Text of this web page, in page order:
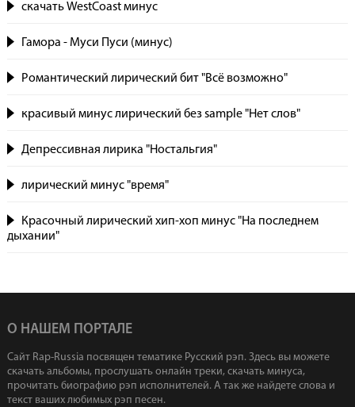
скачать WestCoast минус
Гамора - Муси Пуси (минус)
Романтический лирический бит "Всё возможно"
красивый минус лирический без sample "Нет слов"
Депрессивная лирика "Ностальгия"
лирический минус "время"
Красочный лирический хип-хоп минус "На последнем
дыхании"
О НАШЕМ ПОРТАЛЕ
Сайт Rap-Russia посвящен тематике Русский рэп. Здесь вы можете
скачать альбомы, прослушать онлайн треки, скачать минуса,
прочитать биографию рэп исполнителей. А так же найдете слова и
текст ваших любимых рэп песен.